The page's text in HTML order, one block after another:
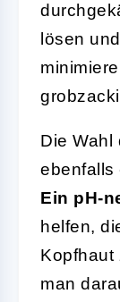
lösen
Die Wahl
ebenfalls
Ein pH-
helfen,
Kopfhaut
man